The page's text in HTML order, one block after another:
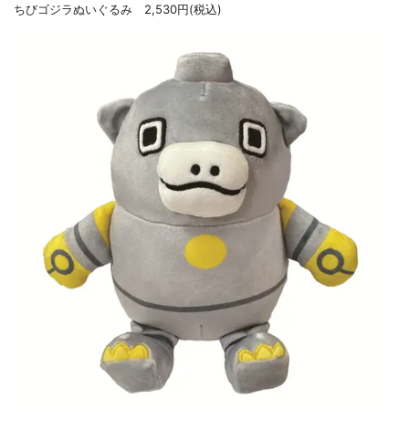
ちびゴジラぬいぐるみ 2,530円(税込)